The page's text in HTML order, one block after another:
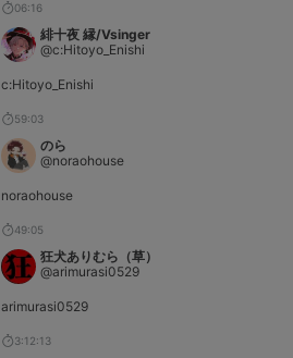
06:16
緋十夜 縁/Vsinger
@c:Hitoyo_Enishi
c:Hitoyo_Enishi
59:03
のら
@noraohouse
noraohouse
49:05
狂犬ありむら（草）
@arimurasi0529
arimurasi0529
3:12:13